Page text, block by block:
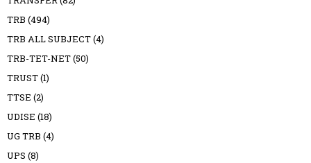
TRB (494)
TRB ALL SUBJECT(4)
TRB-TET-NET(50)
TRUST(1)
TTSE (2)
UDISE (18)
UG TRB (4)
UPS (8)